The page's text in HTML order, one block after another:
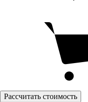
Рассчитать стоимость